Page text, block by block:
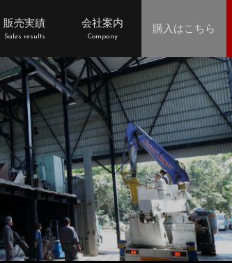
販売実績
Sales results
会社案内
Company
購入はこちら